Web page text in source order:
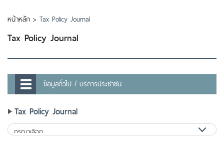
หน้าหลัก > Tax Policy Journal
Tax Policy Journal
ข้อมูลทั่วไป / บริการประชาชน
Tax Policy Journal